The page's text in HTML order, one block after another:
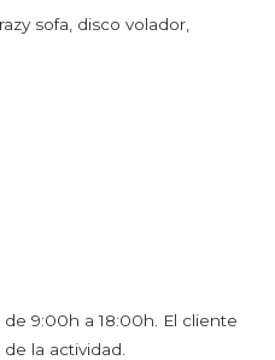
sofa, disco volador,
9:00h a 18:00h. El cliente
la actividad.